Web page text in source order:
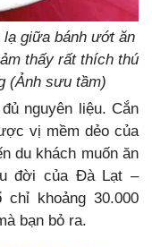
giữa bánh ướt ăn
thấy rất thích thú
(Ảnh sưu tầm)
nguyên liệu. Cắn
vị mềm dẻo của
du khách muốn ăn
đời của Đà Lạt –
chỉ khoảng 30.000
bạn bỏ ra.